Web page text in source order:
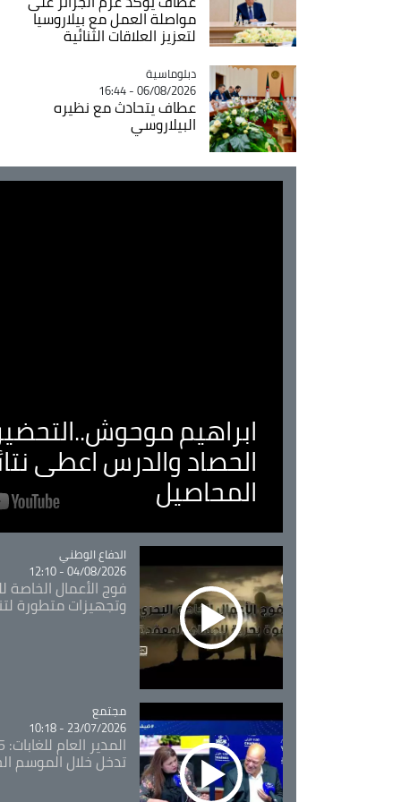
مواصلة العمل مع بيلاروسيا
لتعزيز العلاقات الثنائية
Catégorie
دبلوماسية
06/08/2026 - 16:44
عطاف يتحادث مع نظيره
البيلاروسي
ابراهيم
الحصاد والدرس اعطى
المحاصيل
Catégorie
الدفاع الوطني
04/08/2026 - 12:10
فوج الأعمال الخاصة
وتجهيزات متطورة
Catégorie
مجتمع
23/07/2026 - 10:18
تدخل خلال الموسم